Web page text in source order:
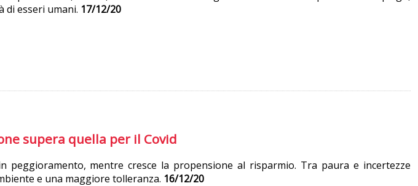
di esseri umani. 17/12/20
supera quella per il Covid
peggioramento, mentre cresce la propensione al risparmio. Tra paura e incertezze
e una maggiore tolleranza. 16/12/20